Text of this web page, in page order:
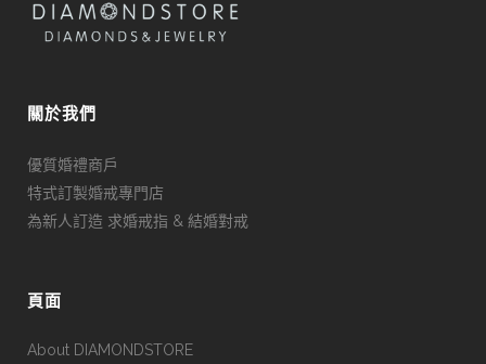
關於我們
優質婚禮商戶
特式訂製婚戒專門店
為新人訂造 求婚戒指 & 結婚對戒
頁面
About DIAMONDSTORE